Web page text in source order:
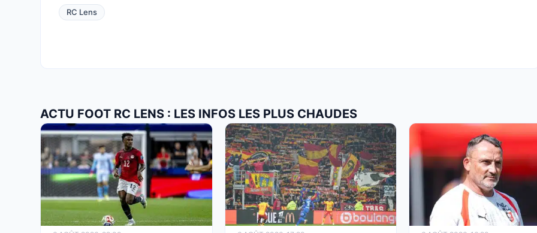
RC Lens
ACTU FOOT RC LENS : LES INFOS LES PLUS CHAUDES